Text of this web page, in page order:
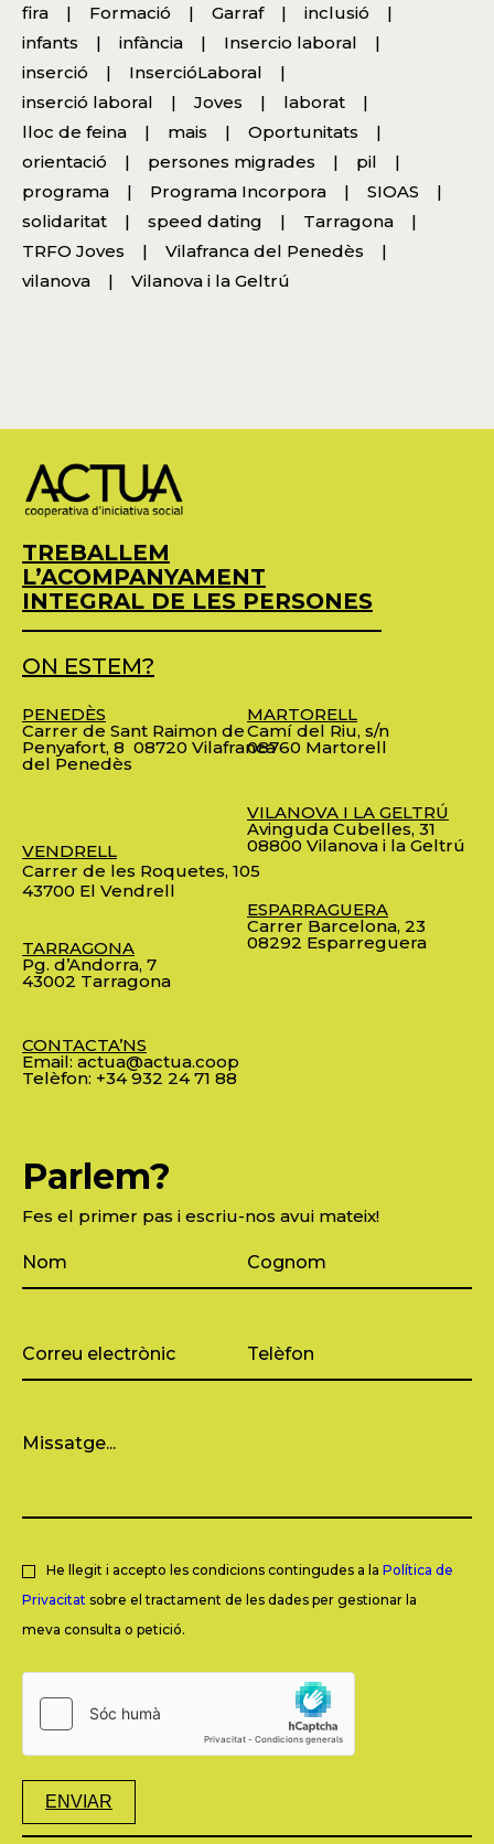
fira
Formació Garraf
inclusió
infants
infància
Insercio laboral
inserció
InsercióLaboral
inserció laboral
Joves
laborat
lloc de feina
mais
Oportunitats
orientació
persones migrades
pil
programa
Programa Incorpora
SIOAS
solidaritat
speed dating
Tarragona
TRFO Joves
Vilafranca del Penedès
vilanova
Vilanova i la Geltrú
TREBALLEM
L’ACOMPANYAMENT
INTEGRAL DE LES PERSONES
ON ESTEM?
PENEDÈS
Carrer de Sant Raimon de
Penyafort, 8 08720 Vilafranca
del Penedès
VENDRELL
Carrer de les Roquetes, 105
43700 El Vendrell
TARRAGONA
Pg. d’Andorra, 7
43002 Tarragona
CONTACTA’NS
Email: actua@actua.coop
Telèfon: +34 932 24 71 88
MARTORELL
Camí del Riu, s/n
08760 Martorell
VILANOVA I LA GELTRÚ
Avinguda Cubelles, 31
08800 Vilanova i la Geltrú
ESPARRAGUERA
Carrer Barcelona, 23
08292 Esparreguera
Parlem?
Fes el primer pas i escriu-nos avui mateix!
He llegit i accepto les condicions contingudes a la Política de
Privacitat sobre el tractament de les dades per gestionar la
meva consulta o petició.
ENVIAR